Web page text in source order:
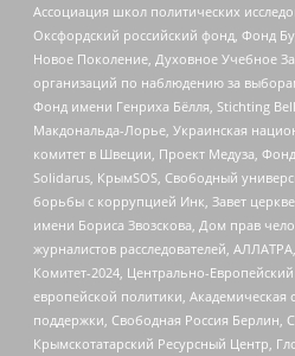
Ассоциация школ политических
Оксфордский российский фонд, Фонд
Новое Поколение, Духовное Учебное
организаций по наблюдению за
Фонд имени Генриха Бёлля, Stichting
Макдональда-Лорье, Украинская
комитет в Швеции, Проект Медуза,
Solidarus, КрымSOS, Свободный
борьбы с коррупцией Инк, Завет
имени Бориса Звозскова, Дом прав
журналистов расследователей,
Комитет-2024, Центрально-
европейской политики, Академическая
поддержки, Свободная Россия Берлин,
Крымскотатарский Ресурсный Центр,